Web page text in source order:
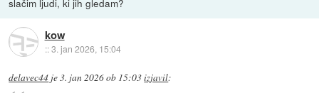
kow
::3. jan 2026, 15:04
delavec44 je3. jan 2026 ob 15:03izjavil: